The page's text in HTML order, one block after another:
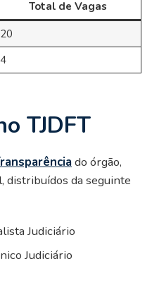
Total de Vagas
20
4
TJDFT
do órgão,
distribuídos da seguinte
Judiciário
Judiciário